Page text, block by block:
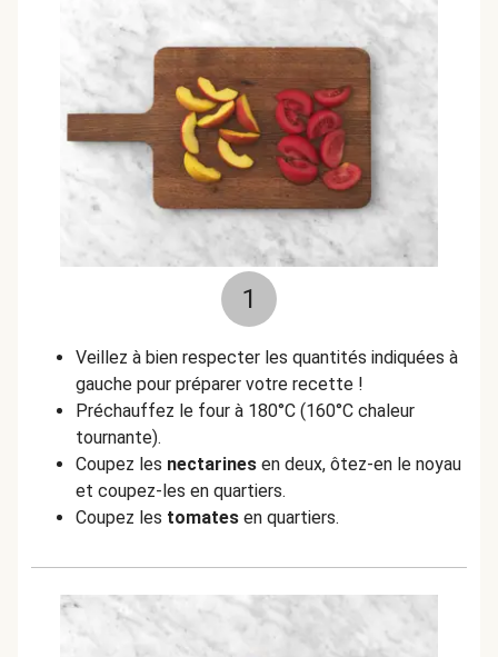
1
Veillez à bien respecter les quantités indiquées à
gauche pour préparer votre recette !
Préchauffez le four à 180°C (160°C chaleur
tournante).
Coupez les nectarines en deux, ôtez-en le noyau
et coupez-les en quartiers.
Coupez les tomates en quartiers.